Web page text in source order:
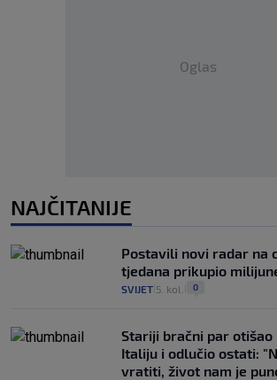
Oglas
NAJČITANIJE
Postavili novi radar na
tjedana prikupio
SVIJET 5. kol. 0
Stariji bračni par otišao
Italiju i odlučio ostati:
vratiti, život nam je